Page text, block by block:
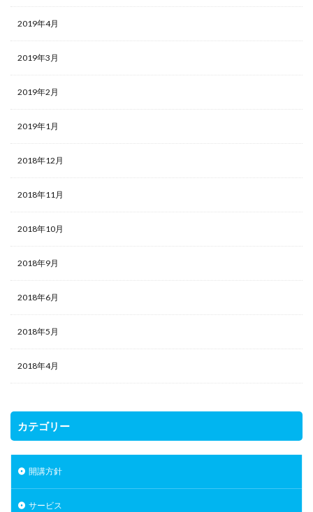
2019年4月
2019年3月
2019年2月
2019年1月
2018年12月
2018年11月
2018年10月
2018年9月
2018年6月
2018年5月
2018年4月
カテゴリー
開講方針
サービス